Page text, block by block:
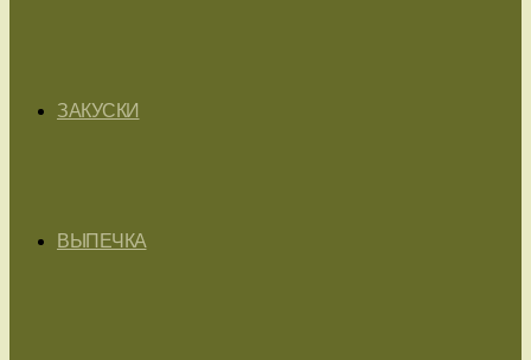
ЗАКУСКИ
ВЫПЕЧКА